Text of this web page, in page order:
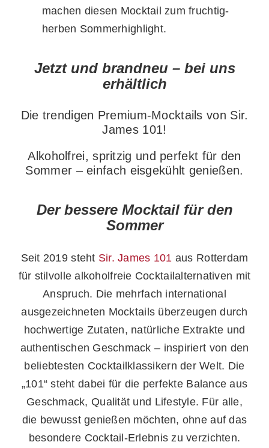
machen diesen Mocktail zum fruchtig-
herben Sommerhighlight.
Jetzt und brandneu – bei uns
erhältlich
Die trendigen Premium-Mocktails von Sir.
James 101!
Alkoholfrei, spritzig und perfekt für den
Sommer – einfach eisgekühlt genießen.
Der bessere Mocktail für den
Sommer
Seit 2019 steht Sir. James 101 aus Rotterdam
für stilvolle alkoholfreie Cocktailalternativen mit
Anspruch. Die mehrfach international
ausgezeichneten Mocktails überzeugen durch
hochwertige Zutaten, natürliche Extrakte und
authentischen Geschmack – inspiriert von den
beliebtesten Cocktailklassikern der Welt. Die
„101“ steht dabei für die perfekte Balance aus
Geschmack, Qualität und Lifestyle. Für alle,
die bewusst genießen möchten, ohne auf das
besondere Cocktail-Erlebnis zu verzichten.